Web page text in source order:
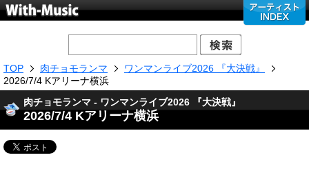
TOP 肉チョモランマ
ワンマンライブ2026 『大決戦』
2026/7/4 Kアリーナ横浜
肉チョモランマ - ワンマンライブ2026 『大決戦』
2026/7/4 Kアリーナ横浜